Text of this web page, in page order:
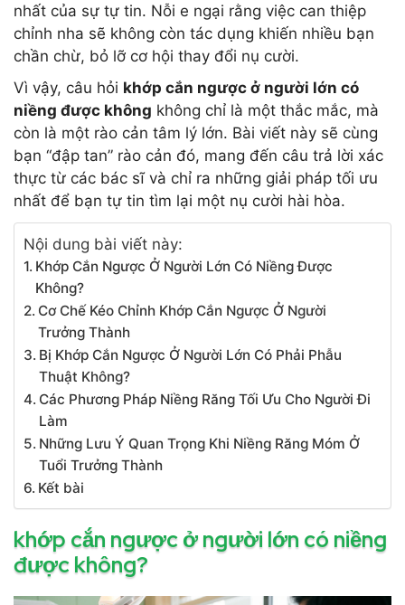
nhất của sự tự tin. Nỗi e ngại rằng việc can thiệp
chỉnh nha sẽ không còn tác dụng khiến nhiều bạn
chần chừ, bỏ lỡ cơ hội thay đổi nụ cười.
Vì vậy, câu hỏi khớp cắn ngược ở người lớn có
niềng được không không chỉ là một thắc mắc, mà
còn là một rào cản tâm lý lớn. Bài viết này sẽ cùng
bạn “đập tan” rào cản đó, mang đến câu trả lời xác
thực từ các bác sĩ và chỉ ra những giải pháp tối ưu
nhất để bạn tự tin tìm lại một nụ cười hài hòa.
Nội dung bài viết này:
Khớp Cắn Ngược Ở Người Lớn Có Niềng Được
Không?
Cơ Chế Kéo Chỉnh Khớp Cắn Ngược Ở Người
Trưởng Thành
Bị Khớp Cắn Ngược Ở Người Lớn Có Phải Phẫu
Thuật Không?
Các Phương Pháp Niềng Răng Tối Ưu Cho Người Đi
Làm
Những Lưu Ý Quan Trọng Khi Niềng Răng Móm Ở
Tuổi Trưởng Thành
Kết bài
khớp cắn ngược ở người lớn có niềng
được không?